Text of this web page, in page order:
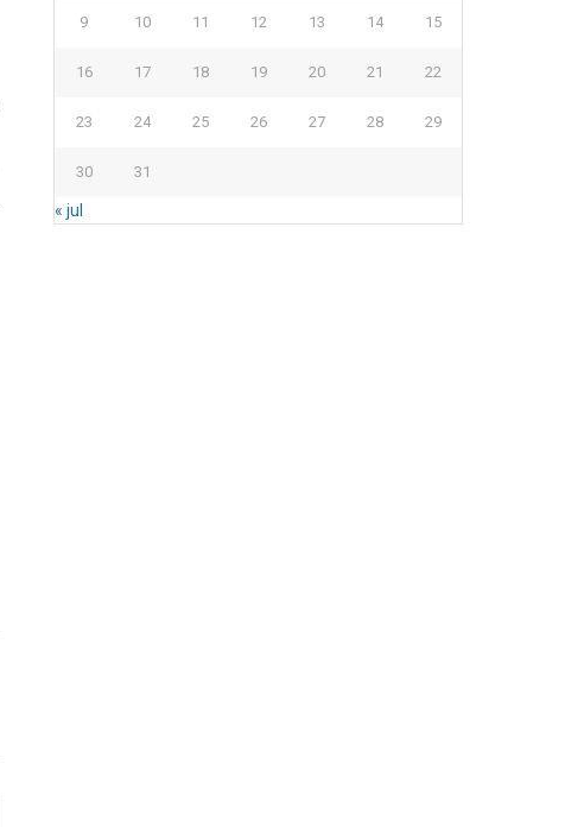
9 10 11 12 13 14 15
16 17 18 19 20 21 22
23 24 25 26 27 28 29
30 31
« jul